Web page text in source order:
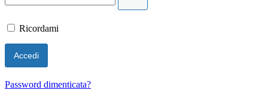
Ricordami
Password dimenticata?